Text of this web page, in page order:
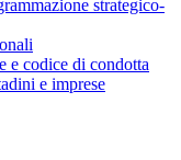
strategico-
e codice di condotta
e imprese